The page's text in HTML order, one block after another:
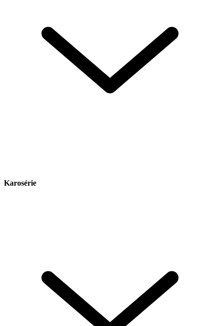
Karosérie